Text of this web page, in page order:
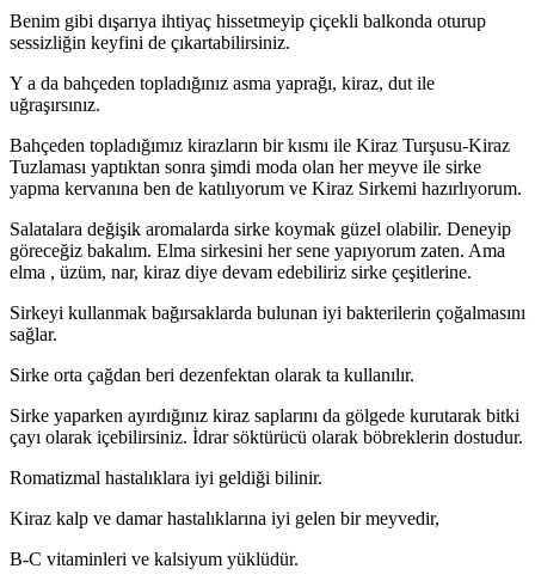
Benim gibi dışarıya ihtiyaç hissetmeyip çiçekli balkonda oturup
sessizliğin keyfini de çıkartabilirsiniz.
Y a da bahçeden topladığınız asma yaprağı, kiraz, dut ile
uğraşırsınız.
Bahçeden topladığımız kirazların bir kısmı ile Kiraz Turşusu-Kiraz
Tuzlaması yaptıktan sonra şimdi moda olan her meyve ile sirke
yapma kervanına ben de katılıyorum ve Kiraz Sirkemi hazırlıyorum.
Salatalara değişik aromalarda sirke koymak güzel olabilir. Deneyip
göreceğiz bakalım. Elma sirkesini her sene yapıyorum zaten. Ama
elma , üzüm, nar, kiraz diye devam edebiliriz sirke çeşitlerine.
Sirkeyi kullanmak bağırsaklarda bulunan iyi bakterilerin çoğalmasını
sağlar.
Sirke orta çağdan beri dezenfektan olarak ta kullanılır.
Sirke yaparken ayırdığınız kiraz saplarını da gölgede kurutarak bitki
çayı olarak içebilirsiniz. İdrar söktürücü olarak böbreklerin dostudur.
Romatizmal hastalıklara iyi geldiği bilinir.
Kiraz kalp ve damar hastalıklarına iyi gelen bir meyvedir,
B-C vitaminleri ve kalsiyum yüklüdür.